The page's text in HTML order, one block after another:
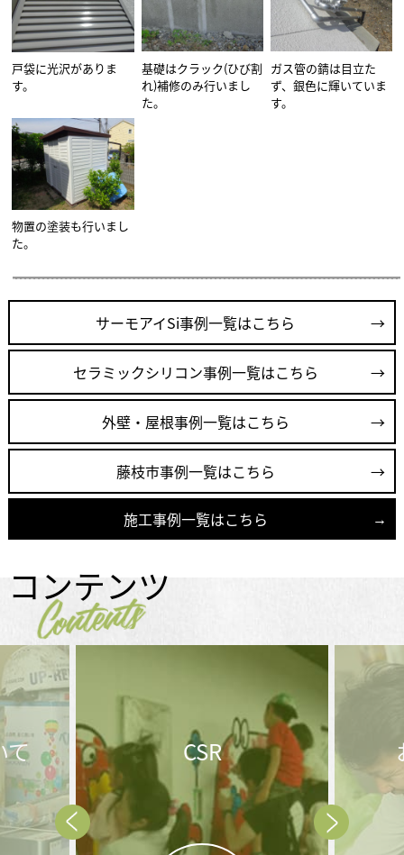
戸袋に光沢がありま
す。
基礎はクラック(ひび割
れ)補修のみ行いまし
た。
ガス管の錆は目立た
ず、銀色に輝いていま
す。
物置の塗装も行いまし
た。
サーモアイSi事例一覧はこちら
セラミックシリコン事例一覧はこちら
外壁・屋根事例一覧はこちら
藤枝市事例一覧はこちら
施工事例一覧はこちら
コンテンツ
Contents
お問合せ後の
流れ
Prev Next